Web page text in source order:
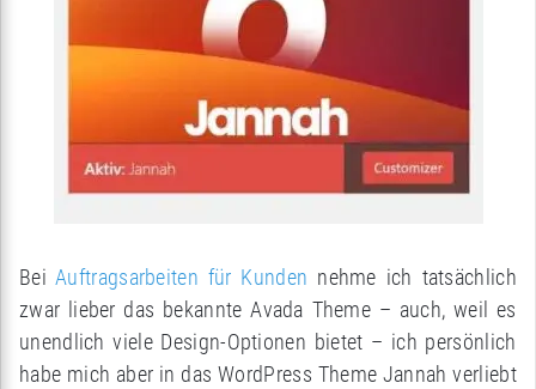
BeiAuftragsarbeiten für Kunden nehme ich tatsächlich
zwar lieber das bekannte Avada Theme – auch, weil es
unendlich viele Design-Optionen bietet – ich persönlich
habe mich aber in das WordPress Theme Jannah verliebt